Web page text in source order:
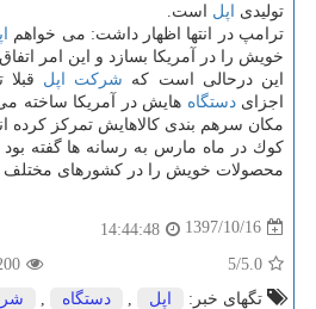
تولیدی
اپل است.
ترامپ در انتها اظهار داشت: می خواهم
خویش را در آمریكا بسازد و این امر
این درحالی است كه شركت اپل
اجزایدستگاه هایش در آمریكا ساخته
مكان سرهم بندی كالاهایش تمركز كرده
كوك در ماه مارس به رسانه ها گفته بود
محصولات خویش را در كشورهای مختلف
1397/10/16
14:44:48
5.0
/5
تگهای خبر:
اپل دستگاه